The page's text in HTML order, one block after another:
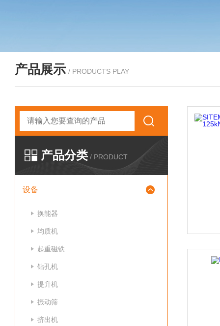
产品展示 / PRODUCTS PLAY
产品分类 / PRODUCT
设备
换能器
均质机
起重磁铁
钻孔机
提升机
振动筛
挤出机